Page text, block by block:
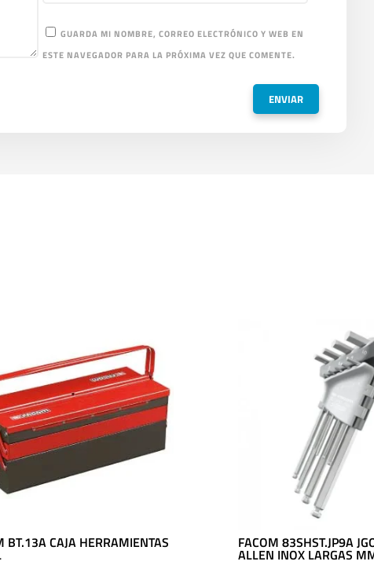
GUARDA MI NOMBRE, CORREO ELECTRÓNICO Y WEB EN
ESTE NAVEGADOR PARA LA PRÓXIMA VEZ QUE COMENTE.
BT.13A CAJA HERRAMIENTAS FACOM 83SHST.JP9A
ALLEN INOX LARGAS